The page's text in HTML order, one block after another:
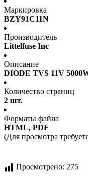
Маркировка
BZY91C11N
Производитель
Littelfuse Inc
Описание
DIODE TVS 11V
Количество страниц
2 шт.
Форматы файла
HTML, PDF
(Для просмотра
Просмотрено: 275